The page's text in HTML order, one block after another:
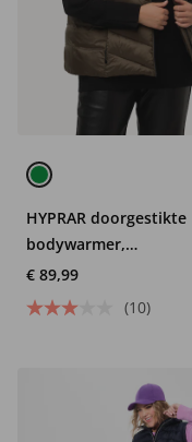
HYPRAR doorgestikte
bodywarmer,
waterafstotend,
afneembare capuchon
€ 89,99
(10)